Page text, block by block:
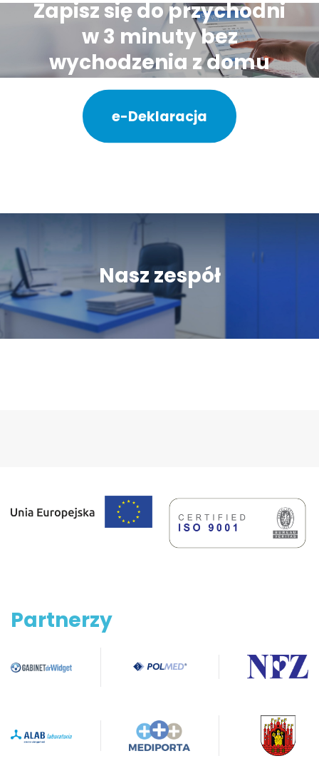
Zapisz się do przychodni
w 3 minuty bez
wychodzenia z domu
e-Deklaracja
Nasz zespół
Partnerzy